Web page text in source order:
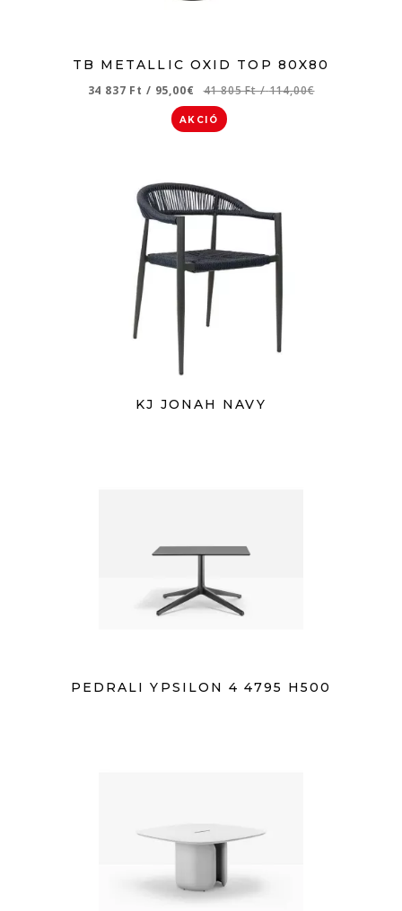
TB METALLIC OXID TOP 80X80
34 837 Ft / 95,00€ 41 805 Ft/ 114,00€
AKCIÓ
KJ JONAH NAVY
PEDRALI YPSILON 4 4795 H500